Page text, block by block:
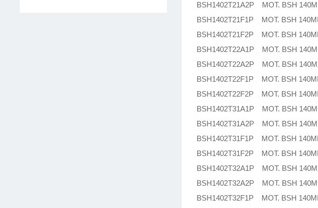
BSH1402T21A2P MOT. BSH
BSH1402T21F1P MOT. BSH
BSH1402T21F2P MOT. BSH
BSH1402T22A1P MOT. BSH
BSH1402T22A2P MOT. BSH
BSH1402T22F1P MOT. BSH
BSH1402T22F2P MOT. BSH
BSH1402T31A1P MOT. BSH
BSH1402T31A2P MOT. BSH
BSH1402T31F1P MOT. BSH
BSH1402T31F2P MOT. BSH
BSH1402T32A1P MOT. BSH
BSH1402T32A2P MOT. BSH
BSH1402T32F1P MOT. BSH